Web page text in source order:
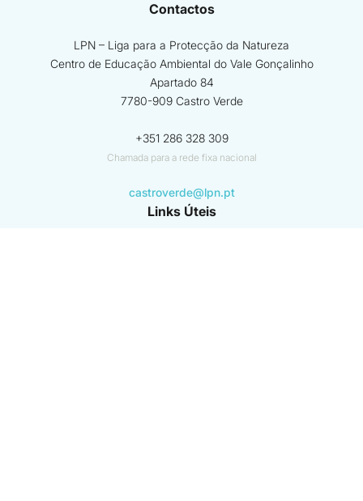
Contactos
LPN – Liga para a Protecção da Natureza
Centro de Educação Ambiental do Vale Gonçalinho
Apartado 84
7780-909 Castro Verde
+351 286 328 309
Chamada para a rede fixa nacional
castroverde@lpn.pt
Links Úteis